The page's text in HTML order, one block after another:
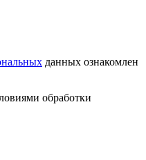
данных ознакомлен
обработки